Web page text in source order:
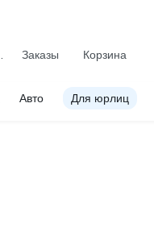
Заказы Корзина
Авто Для юрлиц